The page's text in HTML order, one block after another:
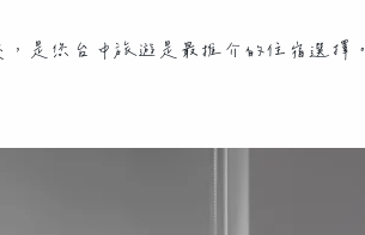
項大獎，是您台中旅遊是最推介的住宿選擇。